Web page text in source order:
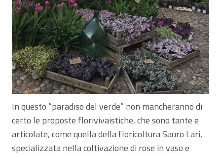
In questo “paradiso del verde” non mancheranno di
certo le proposte florivivaistiche, che sono tante e
articolate, come quella della floricoltura Sauro Lari,
specializzata nella coltivazione di rose in vaso e